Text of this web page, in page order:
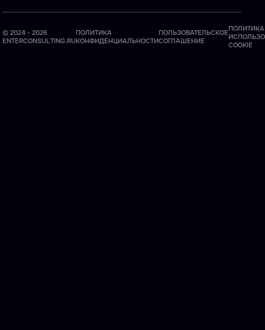
© 2024 - 2026
ENTERCONSULTING.RU
ПОЛИТИКА
КОНФИДЕНЦИАЛЬНОСТИ
ПОЛЬЗОВАТЕЛЬСКОЕ
СОГЛАШЕНИЕ
ПОЛИТИКА
COOKIE